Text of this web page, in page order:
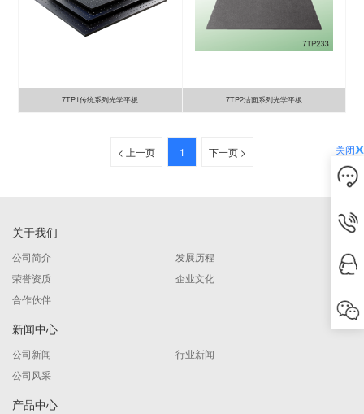
7TP1传统系列光学平板 7TP2洁面系列光学平板
< 上一页 1 下一页 >
关于我们
公司简介
发展历程
荣誉资质
企业文化
合作伙伴
新闻中心
公司新闻
行业新闻
公司风采
产品中心
关闭